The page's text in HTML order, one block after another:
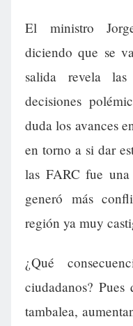
El ministro
diciendo que se
salida revela
decisiones
duda los avances
en torno a si dar
las FARC fue
generó más
región ya muy
¿Qué
ciudadanos?
tambalea,